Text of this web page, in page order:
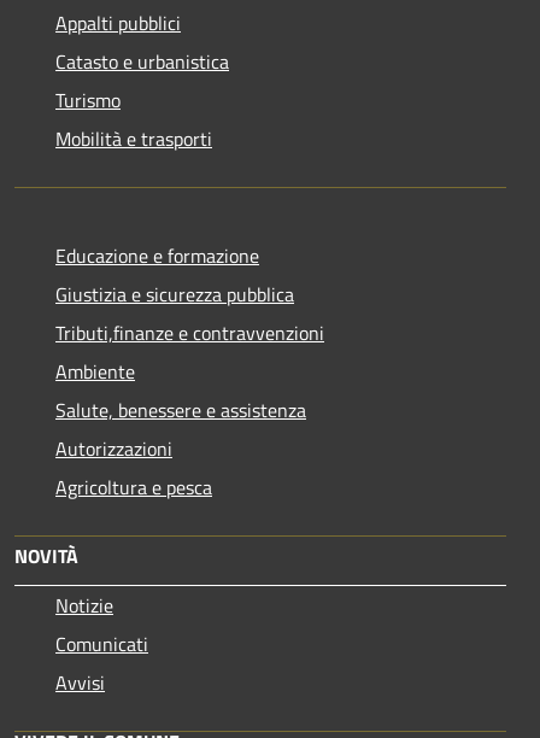
Appalti pubblici
Catasto e urbanistica
Turismo
Mobilità e trasporti
Educazione e formazione
Giustizia e sicurezza pubblica
Tributi,finanze e contravvenzioni
Ambiente
Salute, benessere e assistenza
Autorizzazioni
Agricoltura e pesca
NOVITÀ
Notizie
Comunicati
Avvisi